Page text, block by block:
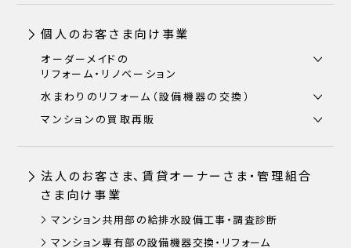
個人のお客さま向け事業
オーダーメイドの
リフォーム・リノベーション
水まわりのリフォーム（設備機器の交換）
マンションの買取再販
法人のお客さま、賃貸オーナーさま・管理組合
さま向け事業
マンション共用部の給排水設備工事・調査診断
マンション専有部の設備機器交換・リフォーム